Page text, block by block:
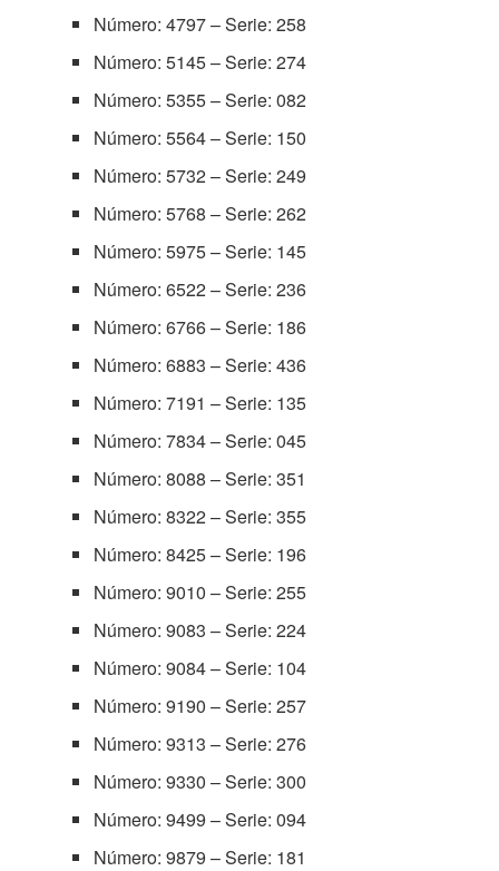
Número: 4797 – Serie: 258
Número: 5145 – Serie: 274
Número: 5355 – Serie: 082
Número: 5564 – Serie: 150
Número: 5732 – Serie: 249
Número: 5768 – Serie: 262
Número: 5975 – Serie: 145
Número: 6522 – Serie: 236
Número: 6766 – Serie: 186
Número: 6883 – Serie: 436
Número: 7191 – Serie: 135
Número: 7834 – Serie: 045
Número: 8088 – Serie: 351
Número: 8322 – Serie: 355
Número: 8425 – Serie: 196
Número: 9010 – Serie: 255
Número: 9083 – Serie: 224
Número: 9084 – Serie: 104
Número: 9190 – Serie: 257
Número: 9313 – Serie: 276
Número: 9330 – Serie: 300
Número: 9499 – Serie: 094
Número: 9879 – Serie: 181